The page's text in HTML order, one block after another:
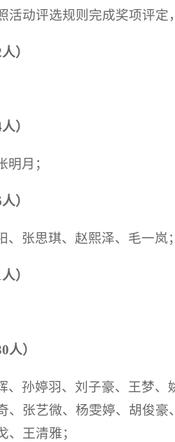
活动评选规则完成奖项评定
）
人）
明月；
人）
、张思琪、赵熙泽、毛一岚；
人）
人）
、孙婷羽、刘子豪、王梦
、张艺微、杨雯婷、胡俊
、王清雅；